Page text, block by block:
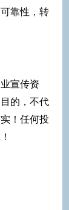
靠性，转
宣传资
的，不代
！任何投